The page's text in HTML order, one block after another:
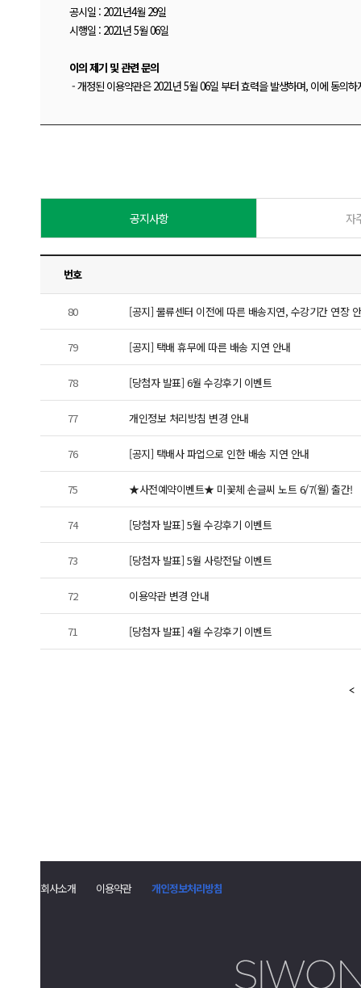
공시일 : 2021년4월 29일
시행일 : 2021년5월06일
이의 제기 및 관련 문의
-개정된 이용약관은 2021년5월06일 부터 효력을 발생하며, 이에 동의
공지사항 자
번호
80 [공지] 물류센터 이전에 따른 배송지연, 수강기간 연장
79 [공지] 택배 휴무에 따른 배송 지연 안내
78 [당첨자 발표] 6월 수강후기 이벤트
77 개인정보 처리방침 변경 안내
76 [공지] 택배사 파업으로 인한 배송 지연 안내
75 ★사전예약이벤트★ 미꽃체 손글씨 노트 6/7(월) 출간!
74 [당첨자 발표] 5월 수강후기 이벤트
73 [당첨자 발표] 5월 사랑전달 이벤트
72 이용약관 변경 안내
71 [당첨자 발표] 4월 수강후기 이벤트
회사소개 이용약관 개인정보처리방침